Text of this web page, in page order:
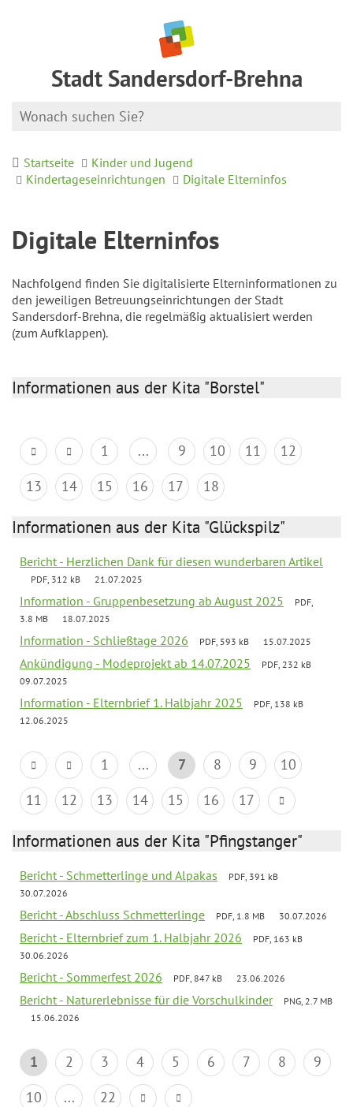
Stadt Sandersdorf-Brehna
Startseite
Kinder und Jugend
Kindertageseinrichtungen
Digitale Elterninfos
Digitale Elterninfos
Nachfolgend finden Sie digitalisierte Elterninformationen zu
den jeweiligen Betreuungseinrichtungen der Stadt
Sandersdorf-Brehna, die regelmäßig aktualisiert werden
(zum Aufklappen).
Informationen aus der Kita "Borstel"
1 ... 9 10 11
12
13
14 15 16 17 18
Informationen aus der Kita "Glückspilz"
Bericht - Herzlichen Dank für diesen wunderbaren Artikel
PDF, 312 kB 21.07.2025
Information - Gruppenbesetzung ab August 2025
PDF,
3.8 MB
18.07.2025
Information - Schließtage 2026 PDF, 593 kB 15.07.2025
Ankündigung - Modeprojekt ab 14.07.2025
PDF, 232 kB
09.07.2025
Information - Elternbrief 1. Halbjahr 2025
PDF, 138 kB
12.06.2025
1 ... 7 8 9
10
11
12 13 14 15 16 17
Informationen aus der Kita "Pfingstanger"
Bericht - Schmetterlinge und Alpakas
PDF, 391 kB
30.07.2026
Bericht - Abschluss Schmetterlinge PDF, 1.8 MB 30.07.2026
Bericht - Elternbrief zum 1. Halbjahr 2026
PDF, 163 kB
30.06.2026
Bericht - Sommerfest 2026 PDF, 847 kB 23.06.2026
Bericht - Naturerlebnisse für die Vorschulkinder
PNG, 2.7 MB
15.06.2026
1 2 3 4 5 6 7 8
9
10
... 22